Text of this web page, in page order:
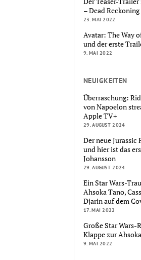
– Dead
23. MAI 2022
Avatar: The Way
und der erste
9. MAI 2022
NEUIGKEITEN
Überraschung:
von Napoelon
Apple TV+
29. AUGUST 2024
Der neue
und hier ist das
Johansson
29. AUGUST 2024
Ein Star Wars-
Ahsoka Tano,
Djarin auf dem
17. MAI 2022
Große Star Wars-
Klappe zur
9. MAI 2022